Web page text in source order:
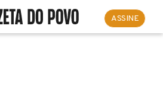
ASSINE